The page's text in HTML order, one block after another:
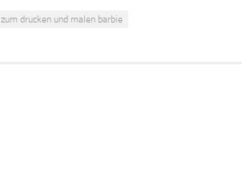
zum drucken und malen barbie